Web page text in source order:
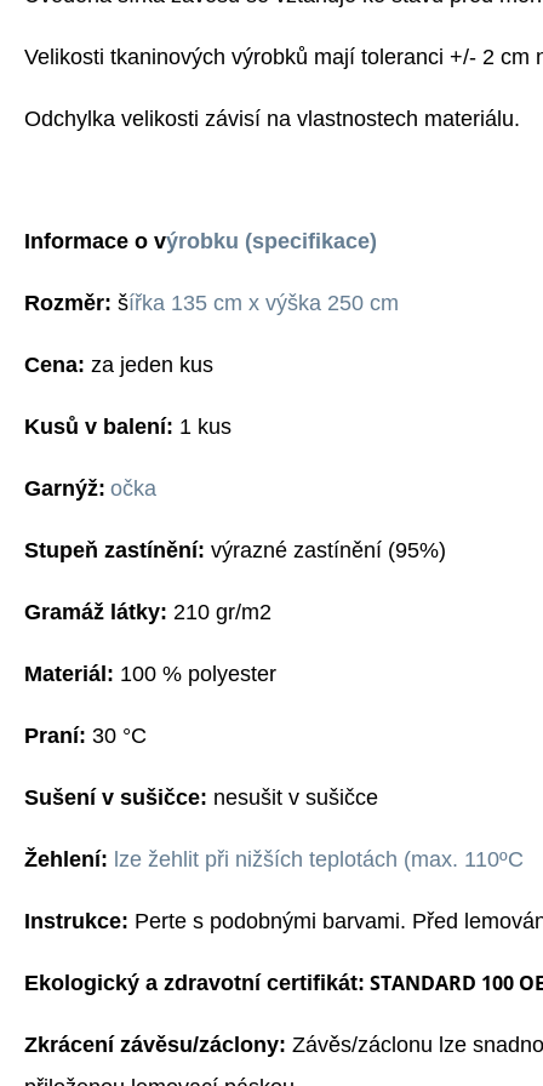
Velikosti tkaninových výrobků mají toleranci +/- 2 cm
Odchylka velikosti závisí na vlastnostech materiálu.
Informace o výrobku (specifikace)
Rozměr: šířka 135 cm x výška 250 cm
Cena: za jeden kus
Kusů v balení: 1 kus
Garnýž: očka
Stupeň zastínění: výrazné zastínění (95%)
Gramáž látky: 210 gr/m2
Materiál: 100 % polyester
Praní: 30 °C
Sušení v sušičce: nesušit v sušičce
Žehlení: ze žehlit při nižších teplotách (max. 110ºC
Instrukce: Perte s podobnými barvami. Před
Ekologický a zdravotní certifikát: STANDARD 100
Zkrácení závěsu/záclony: Závěs/záclonu lze